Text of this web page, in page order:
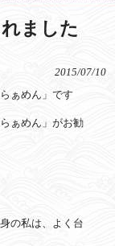
ました
2015/07/10
ぁめん」です
ぁめん」がお勧
の私は、よく台